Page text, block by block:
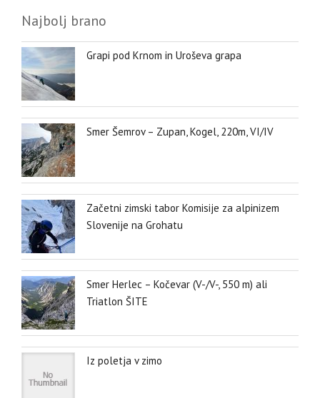
Najbolj brano
Grapi pod Krnom in Uroševa grapa
Smer Šemrov – Zupan, Kogel, 220m, VI/IV
Začetni zimski tabor Komisije za alpinizem
Slovenije na Grohatu
Smer Herlec – Kočevar (V-/V-, 550 m) ali
Triatlon ŠITE
Iz poletja v zimo